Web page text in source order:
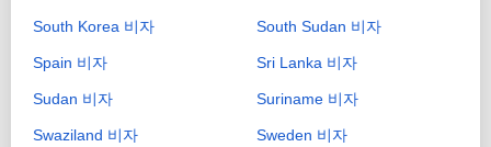
South Korea 비자 South Sudan 비자
Spain 비자 Sri Lanka 비자
Sudan 비자 Suriname 비자
Swaziland 비자 Sweden 비자